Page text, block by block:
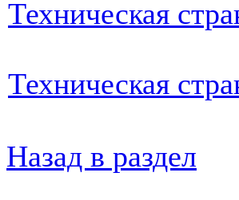
Техническая
Техническая
Назад в раздел